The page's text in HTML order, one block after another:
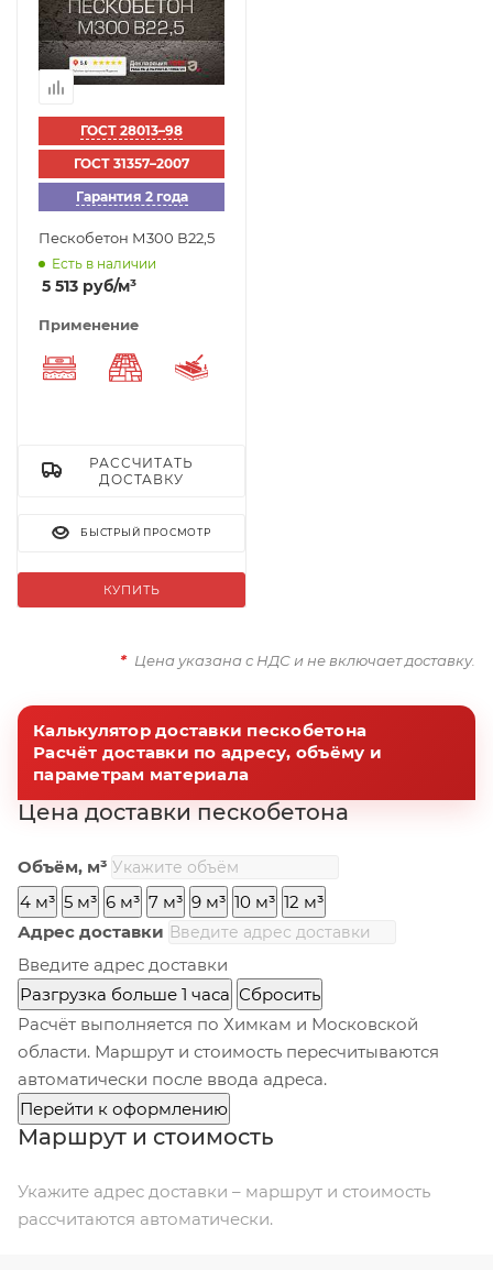
ГОСТ 28013–98
ГОСТ 31357–2007
Гарантия 2 года
Пескобетон М300 В22,5
Есть в наличии
5 513 руб/м³
Применение
Выравнивающий слой
Укладка тротуарной плитки
КУПИТЬ
РАССЧИТАТЬ
ДОСТАВКУ
БЫСТРЫЙ ПРОСМОТР
* Цена указана с НДС и не включает доставку.
Калькулятор доставки пескобетона
Расчёт доставки по адресу, объёму и
параметрам материала
Цена доставки пескобетона
Объём, м³
4 м³ 5 м³ 6 м³ 7 м³ 9 м³ 10 м³ 12 м³
Адрес доставки
Введите адрес доставки
Разгрузка больше 1 часа Сбросить
Расчёт выполняется по Химкам и Московской
области. Маршрут и стоимость пересчитываются
автоматически после ввода адреса.
Перейти к оформлению
Маршрут и стоимость
Укажите адрес доставки – маршрут и стоимость
рассчитаются автоматически.